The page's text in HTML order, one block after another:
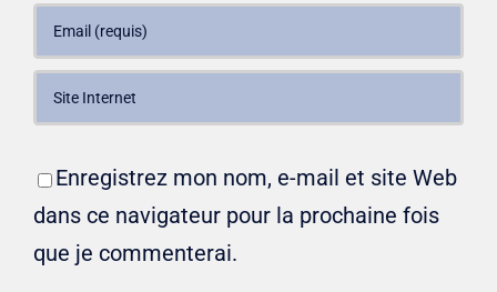
Enregistrez mon nom, e-mail et site Web
dans ce navigateur pour la prochaine fois
que je commenterai.